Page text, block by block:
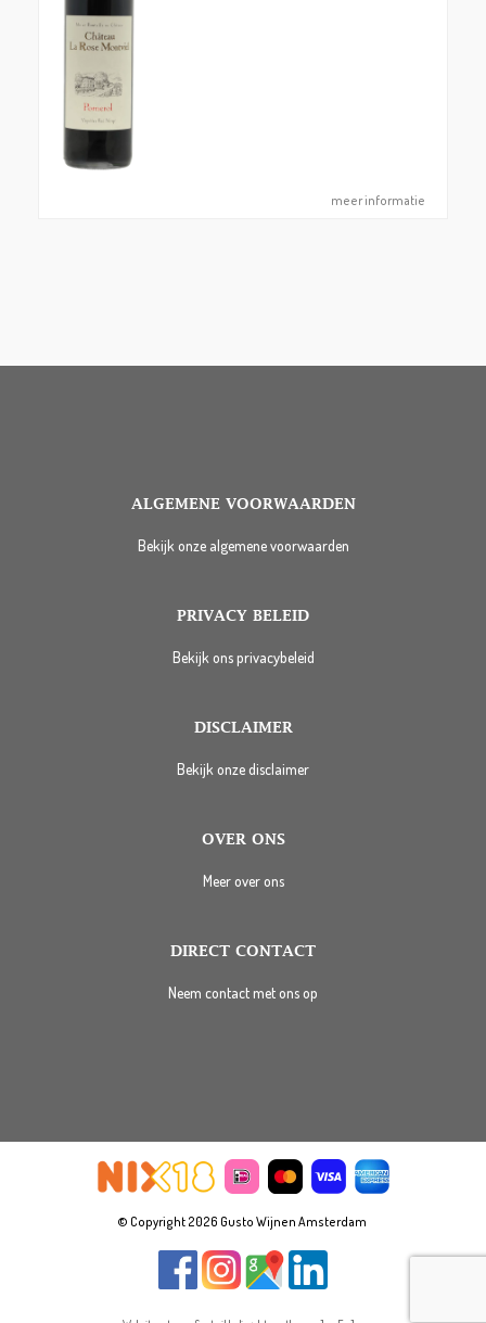
meer informatie
ALGEMENE VOORWAARDEN
Bekijk onze algemene voorwaarden
PRIVACY BELEID
Bekijk ons privacybeleid
DISCLAIMER
Bekijk onze disclaimer
OVER ONS
Meer over ons
DIRECT CONTACT
Neem contact met ons op
© Copyright 2026 Gusto Wijnen Amsterdam